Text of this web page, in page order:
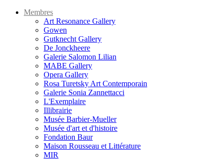
Membres
Art Resonance Gallery
Gowen
Gutknecht Gallery
De Jonckheere
Galerie Salomon Lilian
MABE Gallery
Opera Gallery
Rosa Turetsky Art Contemporain
Galerie Sonia Zannettacci
L'Exemplaire
Illibrairie
Musée Barbier-Mueller
Musée d'art et d'histoire
Fondation Baur
Maison Rousseau et Littérature
MIR